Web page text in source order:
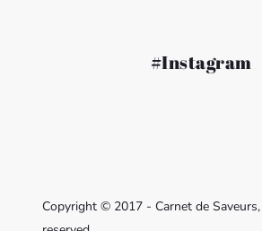
#Instagram
Copyright © 2017 - Carnet de